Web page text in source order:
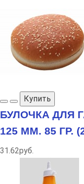
Купить
БУЛОЧКА ДЛЯ
125 ММ. 85 ГР.
31.62руб.